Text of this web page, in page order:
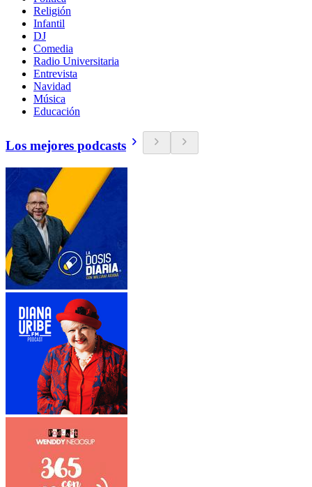
Religión
Infantil
DJ
Comedia
Radio Universitaria
Entrevista
Navidad
Música
Educación
Los mejores podcasts